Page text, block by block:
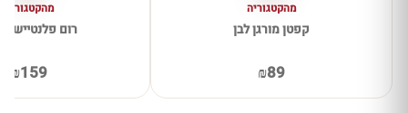
מהקטגוריה
קפטן מורגן לבן
₪89
מהקטגוריה
רום פלנטיישן
₪159